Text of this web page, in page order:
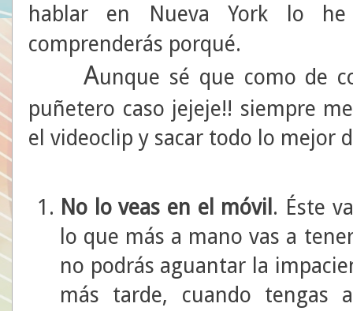
hablar en Nueva York lo
comprenderás porqué.
Aunque sé que como de
puñetero caso jejeje!! siempre
el videoclip y sacar todo lo mejor
No lo veas en el móvil . Éste
lo que más a mano vas a
no podrás aguantar la
más tarde, cuando